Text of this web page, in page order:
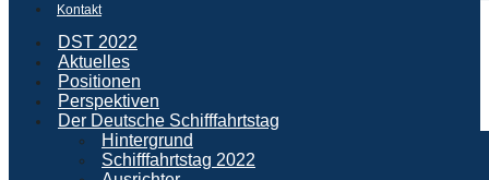
Kontakt
DST 2022
Aktuelles
Positionen
Perspektiven
Der Deutsche Schifffahrtstag
Hintergrund
Schifffahrtstag 2022